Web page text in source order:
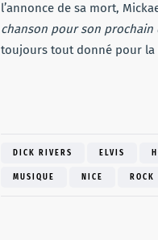
l’annonce de sa mort,
chanson pour son prochain
toujours tout donné pour la
DICK RIVERS ELVIS
MUSIQUE NICE ROCK